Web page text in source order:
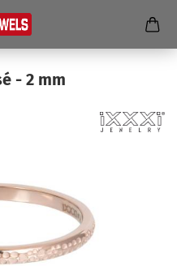
- 2 mm